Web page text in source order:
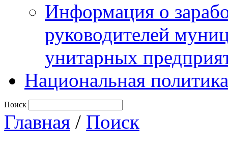
Информация о
руководителей
унитарных
Национальная политика
Поиск
Главная / Поиск